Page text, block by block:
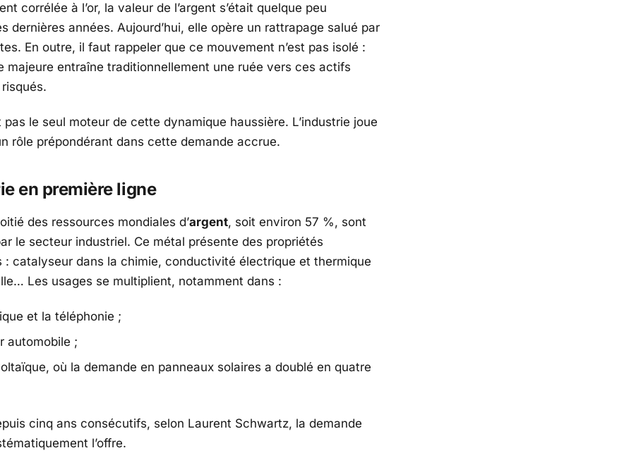
corrélée à l’or, la valeur de l’argent s’était quelque peu
dernières années. Aujourd’hui, elle opère un rattrapage salué par
En outre, il faut rappeler que ce mouvement n’est pas isolé :
majeure entraîne traditionnellement une ruée vers ces actifs
pas le seul moteur de cette dynamique haussière. L’industrie joue
rôle prépondérant dans cette demande accrue.
en première ligne
des ressources mondiales d’argent, soit environ 57 %, sont
le secteur industriel. Ce métal présente des propriétés
: catalyseur dans la chimie, conductivité électrique et thermique
Les usages se multiplient, notamment dans :
et la téléphonie ;
automobile ;
où la demande en panneaux solaires a doublé en quatre
cinq ans consécutifs, selon Laurent Schwartz, la demande
l’offre.